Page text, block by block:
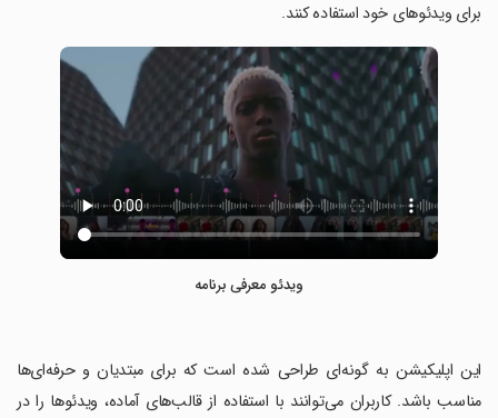
برای ویدئوهای خود استفاده کنند.
ویدئو معرفی برنامه
‏این اپلیکیشن به گونه‌ای طراحی شده است که برای مبتدیان و حرفه‌ای‌ها
مناسب باشد. کاربران می‌توانند با استفاده از قالب‌های آماده، ویدئوها را در